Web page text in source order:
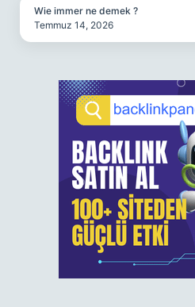
Wie immer ne demek ?
Temmuz 14, 2026